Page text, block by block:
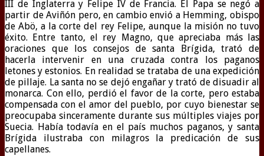
III de Inglaterra y Felipe IV de Francia. El Papa se negó a
partir de Aviñón pero, en cambio envió a Hemming, obispo
de Abö, a la corte del rey Felipe, aunque la misión no tuvo
éxito. Entre tanto, el rey Magno, que apreciaba más las
oraciones que los consejos de santa Brígida, trató de
hacerla intervenir en una cruzada contra los paganos
letones y estonios. En realidad se trataba de una expedición
de pillaje. La santa no se dejó engañar y trató de disuadir al
monarca. Con ello, perdió el favor de la corte, pero estaba
compensada con el amor del pueblo, por cuyo bienestar se
preocupaba sinceramente durante sus múltiples viajes por
Suecia. Había todavía en el país muchos paganos, y santa
Brígida ilustraba con milagros la predicación de sus
capellanes.